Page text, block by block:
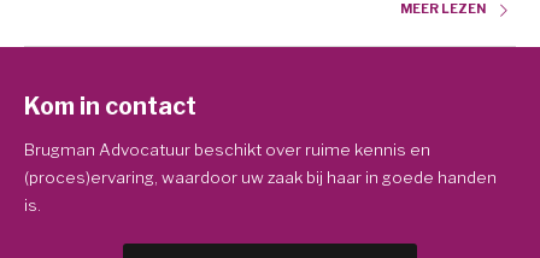
MEER LEZEN
Kom in contact
Brugman Advocatuur beschikt over ruime kennis en
(proces)ervaring, waardoor uw zaak bij haar in goede handen
is.